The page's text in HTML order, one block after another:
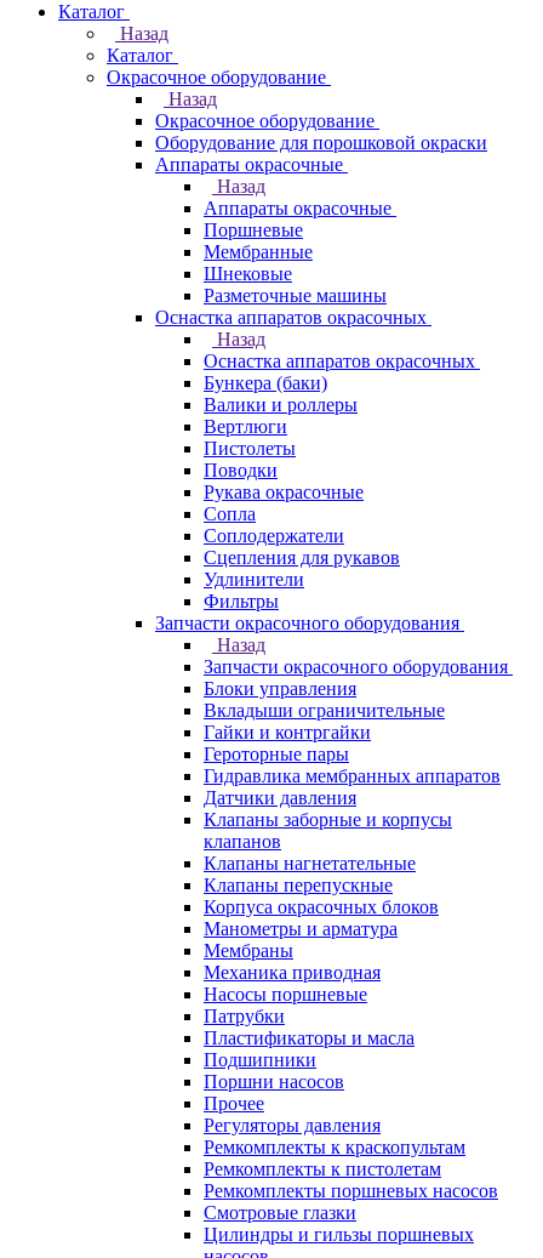
Каталог
Назад
Каталог
Окрасочное оборудование
Назад
Окрасочное оборудование
Оборудование для порошковой окраски
Аппараты окрасочные
Назад
Аппараты окрасочные
Поршневые
Мембранные
Шнековые
Разметочные машины
Оснастка аппаратов окрасочных
Назад
Оснастка аппаратов окрасочных
Бункера (баки)
Валики и роллеры
Вертлюги
Пистолеты
Поводки
Рукава окрасочные
Сопла
Соплодержатели
Сцепления для рукавов
Удлинители
Фильтры
Запчасти окрасочного оборудования
Назад
Запчасти окрасочного оборудования
Блоки управления
Вкладыши ограничительные
Гайки и контргайки
Героторные пары
Гидравлика мембранных аппаратов
Датчики давления
Клапаны заборные и корпусы
клапанов
Клапаны нагнетательные
Клапаны перепускные
Корпуса окрасочных блоков
Манометры и арматура
Мембраны
Механика приводная
Насосы поршневые
Патрубки
Пластификаторы и масла
Подшипники
Поршни насосов
Прочее
Регуляторы давления
Ремкомплекты к краскопультам
Ремкомплекты к пистолетам
Ремкомплекты поршневых насосов
Смотровые глазки
Цилиндры и гильзы поршневых